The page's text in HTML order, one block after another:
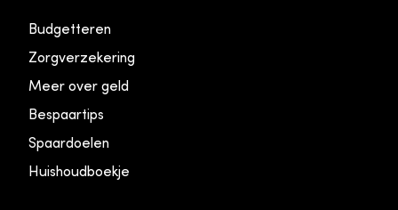
Budgetteren
Zorgverzekering
Meer over geld
Bespaartips
Spaardoelen
Huishoudboekje